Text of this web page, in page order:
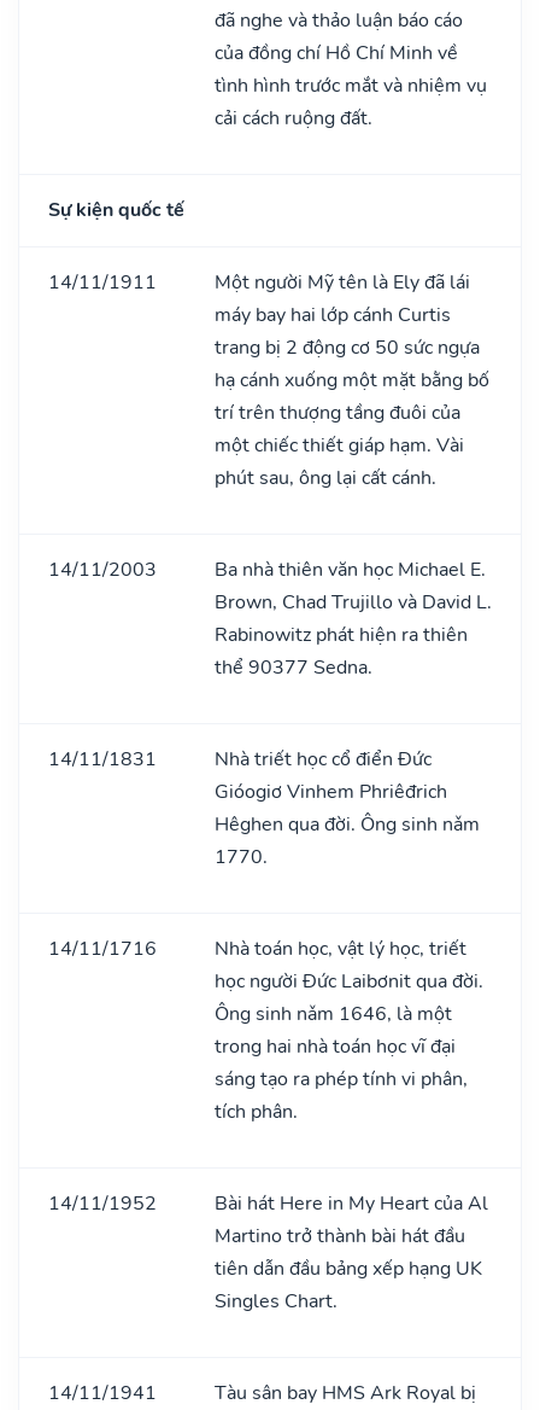
đã nghe và thảo luận báo cáo
của đồng chí Hồ Chí Minh về
tình hình trước mắt và nhiệm vụ
cải cách ruộng đất.
Sự kiện quốc tế
14/11/1911
Một người Mỹ tên là Ely đã lái
máy bay hai lớp cánh Curtis
trang bị 2 động cơ 50 sức ngựa
hạ cánh xuống một mặt bằng bố
trí trên thượng tầng đuôi của
một chiếc thiết giáp hạm. Vài
phút sau, ông lại cất cánh.
14/11/2003
Ba nhà thiên văn học Michael E.
Brown, Chad Trujillo và David L.
Rabinowitz phát hiện ra thiên
thể 90377 Sedna.
14/11/1831
Nhà triết học cổ điển Đức
Gióogiơ Vinhem Phriêđrich
Hêghen qua đời. Ông sinh nǎm
1770.
14/11/1716
Nhà toán học, vật lý học, triết
học người Đức Laibơnit qua đời.
Ông sinh nǎm 1646, là một
trong hai nhà toán học vĩ đại
sáng tạo ra phép tính vi phân,
tích phân.
14/11/1952
Bài hát Here in My Heart của Al
Martino trở thành bài hát đầu
tiên dẫn đầu bảng xếp hạng UK
Singles Chart.
14/11/1941
Tàu sân bay HMS Ark Royal bị